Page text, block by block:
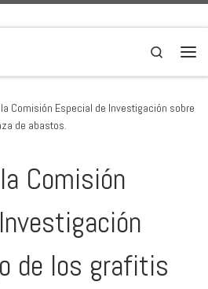
Search
Comisión Especial de Investigación sobre
de abastos.
Comisión
de los grafitis